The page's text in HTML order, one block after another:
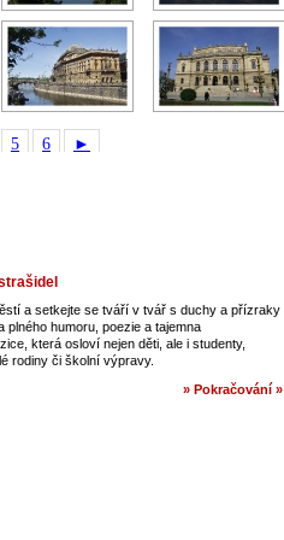
5 6 ►
a setkejte se tváří v tvář s duchy a přízraky
humoru, poezie a tajemna
která osloví nejen děti, ale i studenty,
rodiny či školní výpravy.
» Pokračování »